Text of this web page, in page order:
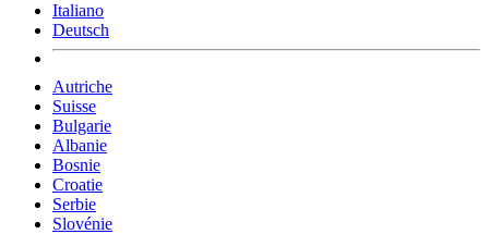
Italiano
Deutsch
Autriche
Suisse
Bulgarie
Albanie
Bosnie
Croatie
Serbie
Slovénie